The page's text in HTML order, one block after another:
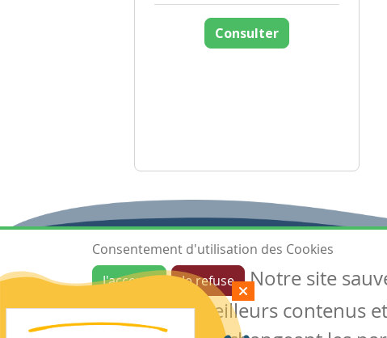
Consulter
Ressources
Les ressources
Créer une ressource
Consentement d'utilisation des Cookies
J'accepte
Je refuse
Notre site
garantir de meilleurs contenus